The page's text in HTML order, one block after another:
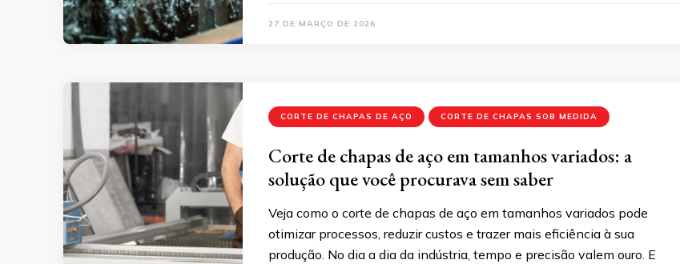
27 DE MARÇO DE 2026
CORTE DE CHAPAS DE AÇO CORTE DE CHAPAS SOB MEDIDA
Corte de chapas de aço em tamanhos variados: a
solução que você procurava sem saber
Veja como o corte de chapas de aço em tamanhos variados pode
otimizar processos, reduzir custos e trazer mais eficiência à sua
produção. No dia a dia da indústria, tempo e precisão valem ouro. E